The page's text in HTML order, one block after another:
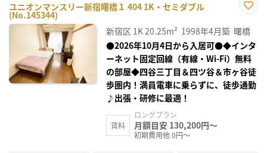
ユニオンマンスリー新宿曙橋１ 404 1K・セミダブル
(No.145344)
に入
り登
録
新宿区 1K20.25m² 1998年4月築 曙橋
●2026年10月4日から入居可●◆インタ
ーネット固定回線（有線・Wi-Fi）無料
の部屋◆四谷三丁目＆四ツ谷＆市ヶ谷徒
歩圏内！満員電車に乗らずに、徒歩通勤
♪出張・研修に最適！
賃料
ロングプラン
月額目安 130,200円～
初期費用他 0円～